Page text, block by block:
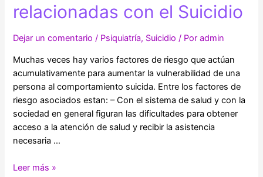
relacionadas con el Suicidio
Dejar un comentario / Psiquiatría, Suicidio / Poradmin
Muchas veces hay varios factores de riesgo que actúan
acumulativamente para aumentar la vulnerabilidad de una
persona al comportamiento suicida. Entre los factores de
riesgo asociados estan: – Con el sistema de salud y con la
sociedad en general figuran las dificultades para obtener
acceso a la atención de salud y recibir la asistencia
necesaria …
Factores
Leer más »